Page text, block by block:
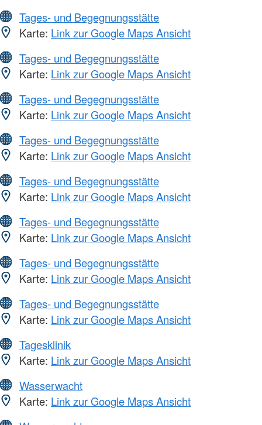
Tages- und Begegnungsstätte
Karte: Link zur Google Maps Ansicht
Tages- und Begegnungsstätte
Karte: Link zur Google Maps Ansicht
Tages- und Begegnungsstätte
Karte: Link zur Google Maps Ansicht
Tages- und Begegnungsstätte
Karte: Link zur Google Maps Ansicht
Tages- und Begegnungsstätte
Karte: Link zur Google Maps Ansicht
Tages- und Begegnungsstätte
Karte: Link zur Google Maps Ansicht
Tages- und Begegnungsstätte
Karte: Link zur Google Maps Ansicht
Tages- und Begegnungsstätte
Karte: Link zur Google Maps Ansicht
Tagesklinik
Karte: Link zur Google Maps Ansicht
Wasserwacht
Karte: Link zur Google Maps Ansicht